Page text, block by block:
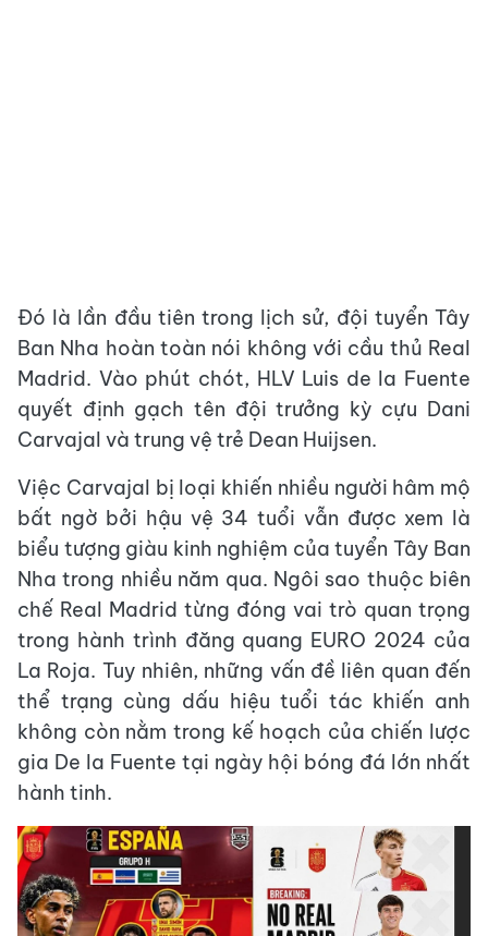
Đó là lần đầu tiên trong lịch sử, đội tuyển Tây
Ban Nha hoàn toàn nói không với cầu thủ Real
Madrid. Vào phút chót, HLV Luis de la Fuente
quyết định gạch tên đội trưởng kỳ cựu Dani
Carvajal và trung vệ trẻ Dean Huijsen.
Việc Carvajal bị loại khiến nhiều người hâm mộ
bất ngờ bởi hậu vệ 34 tuổi vẫn được xem là
biểu tượng giàu kinh nghiệm của tuyển Tây Ban
Nha trong nhiều năm qua. Ngôi sao thuộc biên
chế Real Madrid từng đóng vai trò quan trọng
trong hành trình đăng quang EURO 2024 của
La Roja. Tuy nhiên, những vấn đề liên quan đến
thể trạng cùng dấu hiệu tuổi tác khiến anh
không còn nằm trong kế hoạch của chiến lược
gia De la Fuente tại ngày hội bóng đá lớn nhất
hành tinh.